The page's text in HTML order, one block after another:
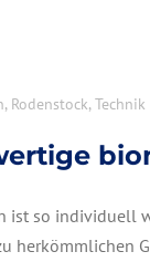
, Rodenstock, Technik
ist so individuell
herkömmlichen